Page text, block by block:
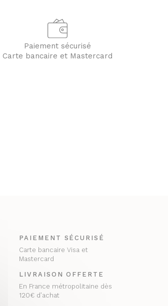
Paiement sécurisé
Carte bancaire et Mastercard
PAIEMENT SÉCURISÉ
Carte bancaire Visa et
Mastercard
LIVRAISON OFFERTE
En France métropolitaine dès
120€ d’achat